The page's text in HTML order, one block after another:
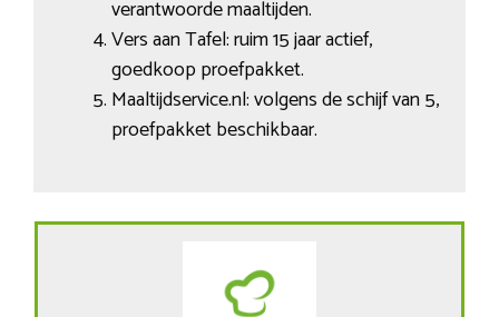
verantwoorde maaltijden.
Vers aan Tafel: ruim 15 jaar actief,
goedkoop proefpakket.
Maaltijdservice.nl: volgens de schijf van 5,
proefpakket beschikbaar.